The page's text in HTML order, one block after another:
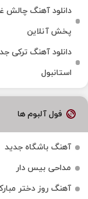
دانلود آهنگ
پخش آنلاین
دانلود آهنگ ترکی
استانبول
فول آلبوم ها
آهنگ باشگاه جدید
مداحی بیس دار
آهنگ روز دختر